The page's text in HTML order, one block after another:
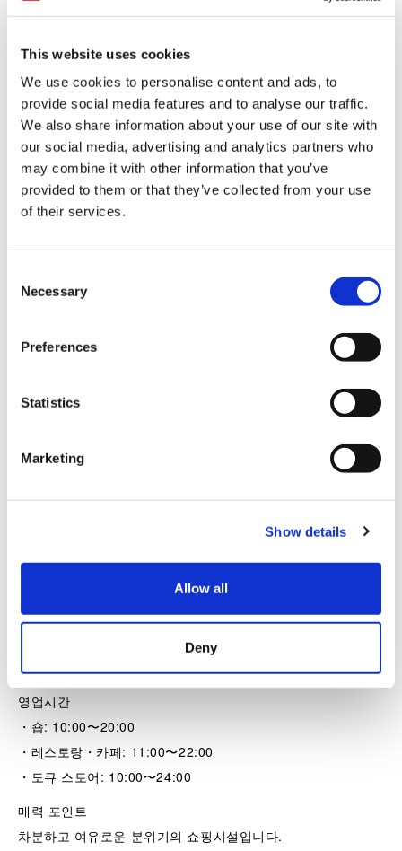
This website uses cookies
We use cookies to personalise content and ads, to
provide social media features and to analyse our traffic.
We also share information about your use of our site with
our social media, advertising and analytics partners who
may combine it with other information that you’ve
provided to them or that they’ve collected from your use
of their services.
Necessary
Preferences
Statistics
Marketing
Show details
Allow all
Deny
뉴우먼 신주쿠 NEWoMan Shinjuku
위치: 신주쿠역 신남쪽 출구 근처
영업시간
・패션 플로어: 11:00〜20:30
매력 포인트
쇼핑은 밤 8시대까지, 식사는 밤 11시까지 즐길 수 있습니다.
후타코타마가와 라이즈 쇼핑센터
위치: 후타코타마가와역 근처
영업시간
・숍: 10:00〜20:00
・레스토랑・카페: 11:00〜22:00
・도큐 스토어: 10:00〜24:00
매력 포인트
차분하고 여유로운 분위기의 쇼핑시설입니다.